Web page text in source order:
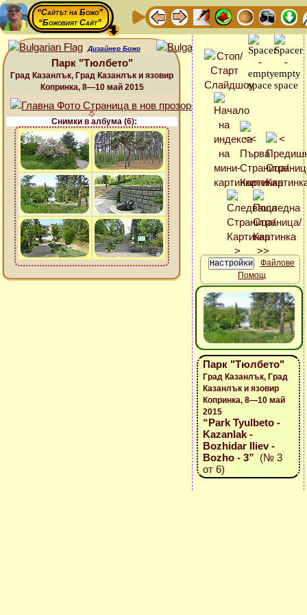
“Сайтът на Божо”
“Божовият Сайт”
Дизайнер Божо
Парк "Тюлбето"
Град Казанлък, Град Казанлък и язовир
Копринка, 8—10 май 2015
Снимки в албума (6):
Файлове
Помощ
Парк "Тюлбето"
Град Казанлък, Град
Казанлък и язовир
Копринка, 8—10 май
2015
“Park Tyulbeto -
Kazanlak -
Bozhidar Iliev -
Bozho - 3” (№ 3
от 6)